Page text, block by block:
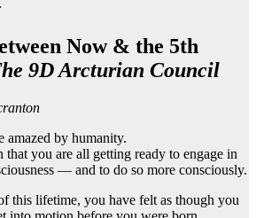
Now & the 5th
9D Arcturian Council
amazed by humanity.
that you are all getting ready to engage in
— and to do so more consciously.
this lifetime, you have felt as though you